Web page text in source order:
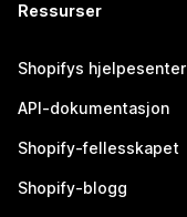
Ressurser
Shopifys hjelpesenter
API-dokumentasjon
Shopify-fellesskapet
Shopify-blogg